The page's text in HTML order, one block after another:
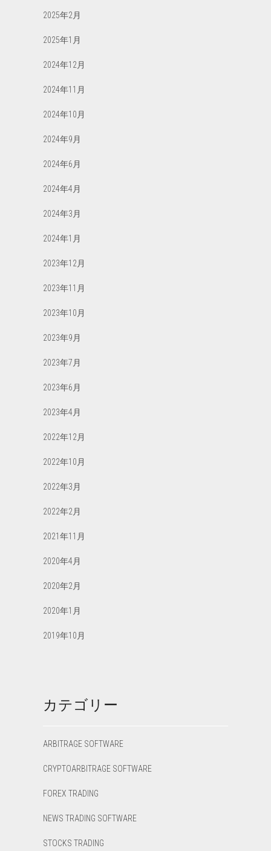
2025年2月
2025年1月
2024年12月
2024年11月
2024年10月
2024年9月
2024年6月
2024年4月
2024年3月
2024年1月
2023年12月
2023年11月
2023年10月
2023年9月
2023年7月
2023年6月
2023年4月
2022年12月
2022年10月
2022年3月
2022年2月
2021年11月
2020年4月
2020年2月
2020年1月
2019年10月
カテゴリー
ARBITRAGE SOFTWARE
CRYPTOARBITRAGE SOFTWARE
FOREX TRADING
NEWS TRADING SOFTWARE
STOCKS TRADING